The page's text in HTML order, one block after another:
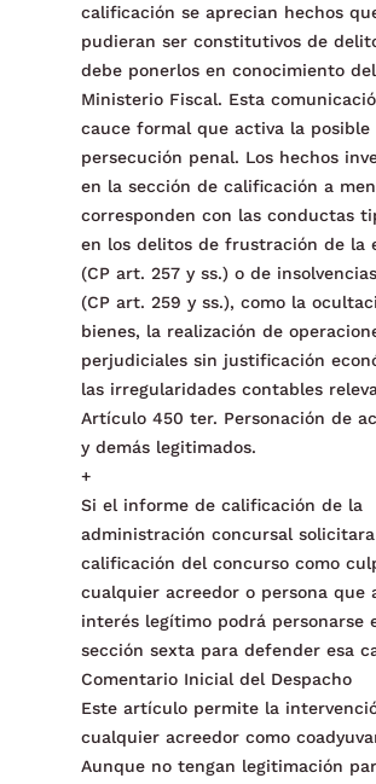
calificación se aprecian hechos
pudieran ser constitutivos de
debe ponerlos en conocimiento del
Ministerio Fiscal. Esta
cauce formal que activa la posible
persecución penal. Los hechos
en la sección de calificación a
corresponden con las conductas
en los delitos de frustración de la
(CP art. 257 y ss.) o de
(CP art. 259 y ss.), como la
bienes, la realización de
perjudiciales sin justificación
las irregularidades contables
Artículo 450 ter. Personación de
y demás legitimados.
+
Si el informe de calificación de la
administración concursal
calificación del concurso como
cualquier acreedor o persona que
interés legítimo podrá personarse
sección sexta para defender esa
Comentario Inicial del Despacho
Este artículo permite la
cualquier acreedor como
Aunque no tengan legitimación